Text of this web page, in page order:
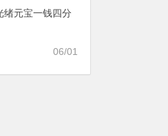
绪元宝一钱四分
06/01